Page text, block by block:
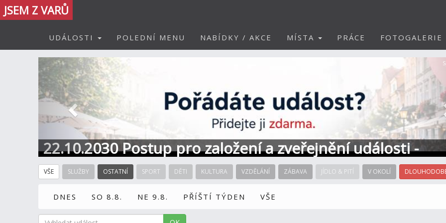
JSEM Z VARŮ
UDÁLOSTI POLEDNÍ MENU NABÍDKY / AKCE MÍSTA PRÁCE FOTOGALERIE
22.10.2030 Postup pro založení a zveřejnění události -
Informace / kontakt
Předchozí
VŠE SLUŽBY OSTATNÍ SPORT DĚTI KULTURA VZDĚLÁNÍ ZÁBAVA JÍDLO & PITÍ V OKOLÍ
DNES SO 8.8. NE 9.8. PŘÍŠTÍ TÝDEN VŠE